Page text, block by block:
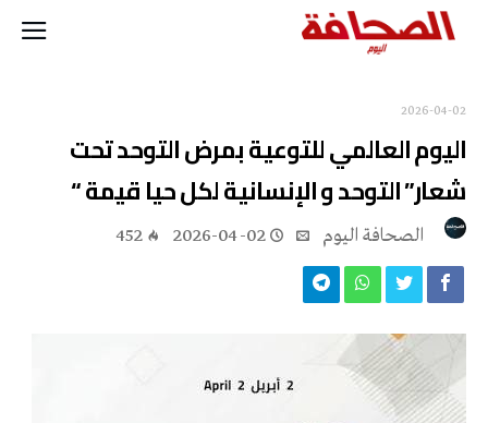
2026-04-02
اليوم العالمي للتوعية بمرض التوحد تحت
شعار” التوحد و الإنسانية لكل حيا قيمة “
2026-04-02
452